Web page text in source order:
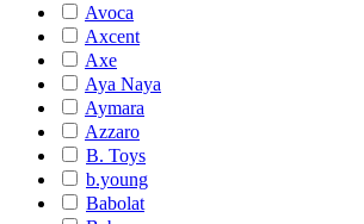
Avoca
Axcent
Axe
Aya Naya
Aymara
Azzaro
B. Toys
b.young
Babolat